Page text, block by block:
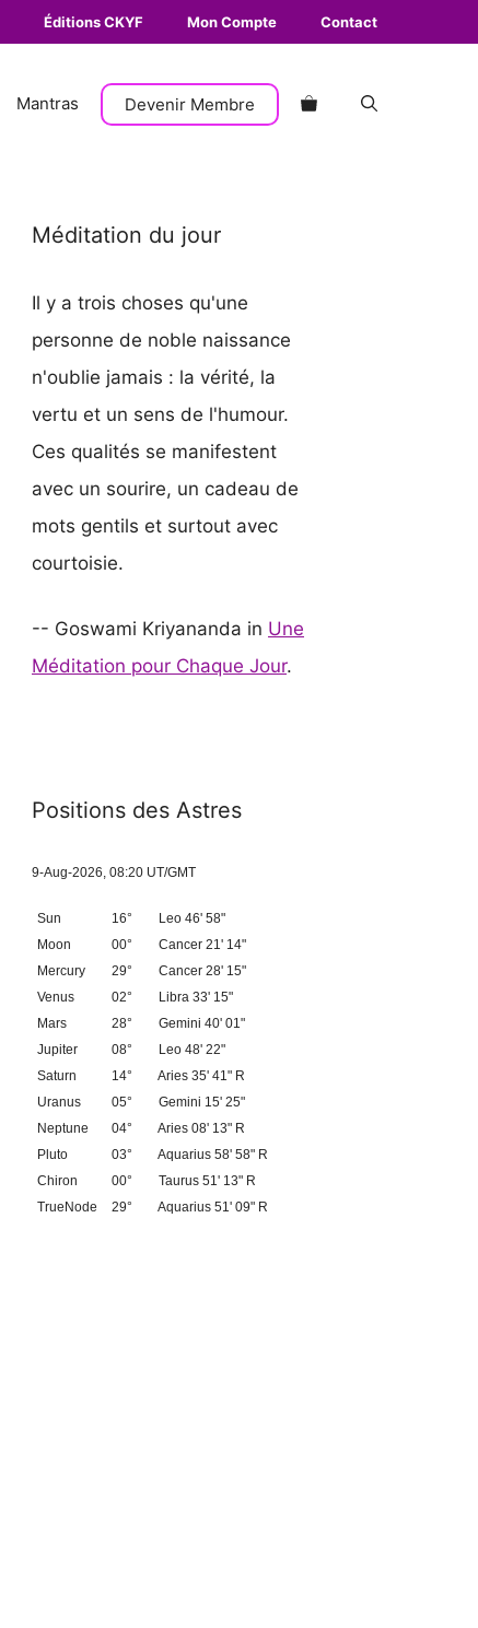
Éditions CKYF Mon Compte Contact
Mantras Devenir Membre
Méditation du jour
Il y a trois choses qu'une
personne de noble naissance
n'oublie jamais : la vérité, la
vertu et un sens de l'humour.
Ces qualités se manifestent
avec un sourire, un cadeau de
mots gentils et surtout avec
courtoisie.
-- Goswami Kriyananda in Une
Méditation pour Chaque Jour.
Positions des Astres
9-Aug-2026, 08:20 UT/GMT
Sun 16°
Leo 46' 58"
Moon
00°
Cancer 21' 14"
Mercury
29°
Cancer 28' 15"
Venus
02°
Libra 33' 15"
Mars
28°
Gemini 40' 01"
Jupiter
08°
Leo 48' 22"
Saturn
14°
Aries 35' 41" R
Uranus
05°
Gemini 15' 25"
Neptune
04°
Aries 08' 13" R
Pluto
03°
Aquarius 58' 58" R
Chiron
00°
Taurus 51' 13" R
TrueNode
29° Aquarius 51' 09" R